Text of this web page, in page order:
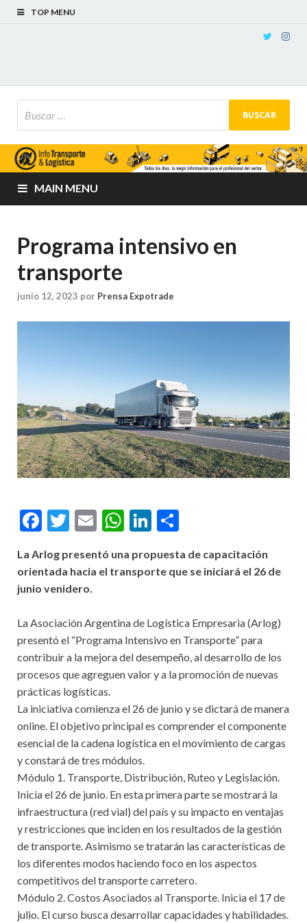
TOP MENU
MAIN MENU
Programa intensivo en
transporte
junio 12, 2023 por Prensa Expotrade
Facebook
Twitter
EmailWhatsApp
LinkedIn
La Arlog presentó una propuesta de capacitación
orientada hacia el transporte que se iniciará el 26 de
junio venidero.
La Asociación Argentina de Logística Empresaria (Arlog)
presentó el “Programa Intensivo en Transporte” para
contribuir a la mejora del desempeño, al desarrollo de los
procesos que agreguen valor y a la promoción de nuevas
prácticas logísticas.
La iniciativa comienza el 26 de junio y se dictará de manera
online. El objetivo principal es comprender el componente
esencial de la cadena logística en el movimiento de cargas
y constará de tres módulos.
Módulo 1. Transporte, Distribución, Ruteo y Legislación.
Inicia el 26 de junio. En esta primera parte se mostrará la
infraestructura (red vial) del país y su impacto en ventajas
y restricciones que inciden en los resultados de la gestión
de transporte. Asimismo se tratarán las características de
los diferentes modos haciendo foco en los aspectos
competitivos del transporte carretero.
Módulo 2. Costos Asociados al Transporte. Inicia el 17 de
julio. El curso busca desarrollar capacidades y habilidades.